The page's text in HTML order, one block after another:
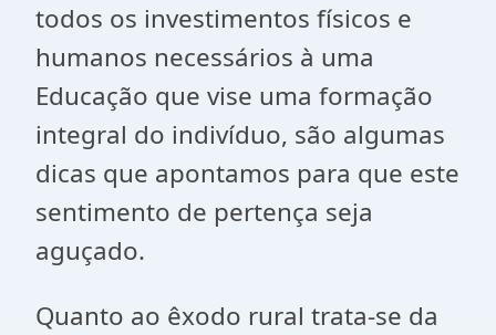
todos os investimentos físicos e
humanos necessários à uma
Educação que vise uma formação
integral do indivíduo, são algumas
dicas que apontamos para que este
sentimento de pertença seja
aguçado.
Quanto ao êxodo rural trata-se da